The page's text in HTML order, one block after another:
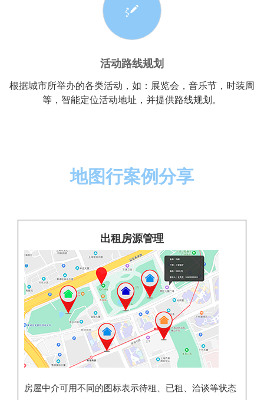
活动路线规划
根据城市所举办的各类活动，如：展览会，音乐节，时装周
等，智能定位活动地址，并提供路线规划。
地图行案例分享
出租房源管理
房屋中介可用不同的图标表示待租、已租、洽谈等状态